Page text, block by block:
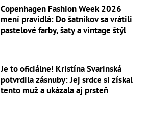
Copenhagen Fashion Week 2026
mení pravidlá: Do šatníkov sa vrátili
pastelové farby, šaty a vintage štýl
Je to oficiálne! Kristína Svarinská
potvrdila zásnuby: Jej srdce si získal
tento muž a ukázala aj prsteň